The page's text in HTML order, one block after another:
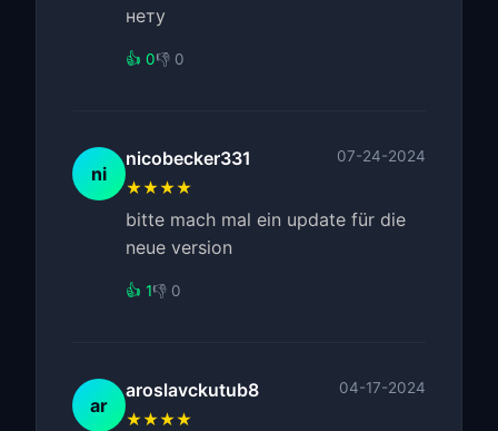
нету
👍 0👎 0
ni
nicobecker331 07-24-2024
★★★★
bitte mach mal ein update für die
neue version
👍 1👎 0
ar
aroslavckutub8 04-17-2024
★★★★